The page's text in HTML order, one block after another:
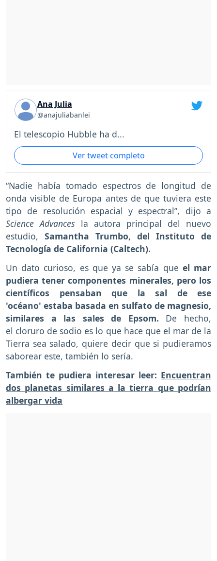
Ana Julia
@anajuliabanlei
El telescopio Hubble ha d...
Ver tweet completo
“Nadie había tomado espectros de longitud de
onda visible de Europa antes de que tuviera este
tipo de resolución espacial y espectral”, dijo a
Science Advances la autora principal del nuevo
estudio, Samantha Trumbo, del Instituto de
Tecnología de California (Caltech).
Un dato curioso, es que ya se sabía que el mar
pudiera tener componentes minerales, pero los
científicos pensaban que la sal de ese
'océano' estaba basada en sulfato de magnesio,
similares a las sales de Epsom. De hecho,
el cloruro de sodio es lo que hace que el mar de la
Tierra sea salado, quiere decir que si pudieramos
saborear este, también lo sería.
También te pudiera interesar leer: Encuentran
dos planetas similares a la tierra que podrían
albergar vida